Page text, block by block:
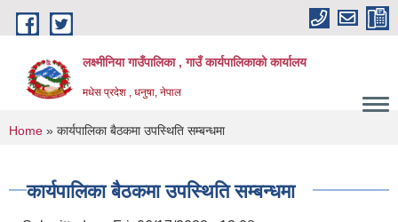
Skip to main content
लक्ष्मीनिया गाउँपालिका , गाउँ कार्यपालिकाको कार्यालय
मधेस प्रदेश , धनुषा, नेपाल
You are here
Home » कार्यपालिका बैठकमा उपस्थिति सम्बन्धमा
कार्यपालिका बैठकमा उपस्थिति सम्बन्धमा